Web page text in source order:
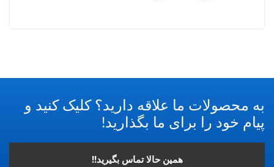
به محصولات ما علاقه دارید؟ کلیک کنید و
پیام خود را برای ما بگذارید!
همین حالا تماس بگیرید!!